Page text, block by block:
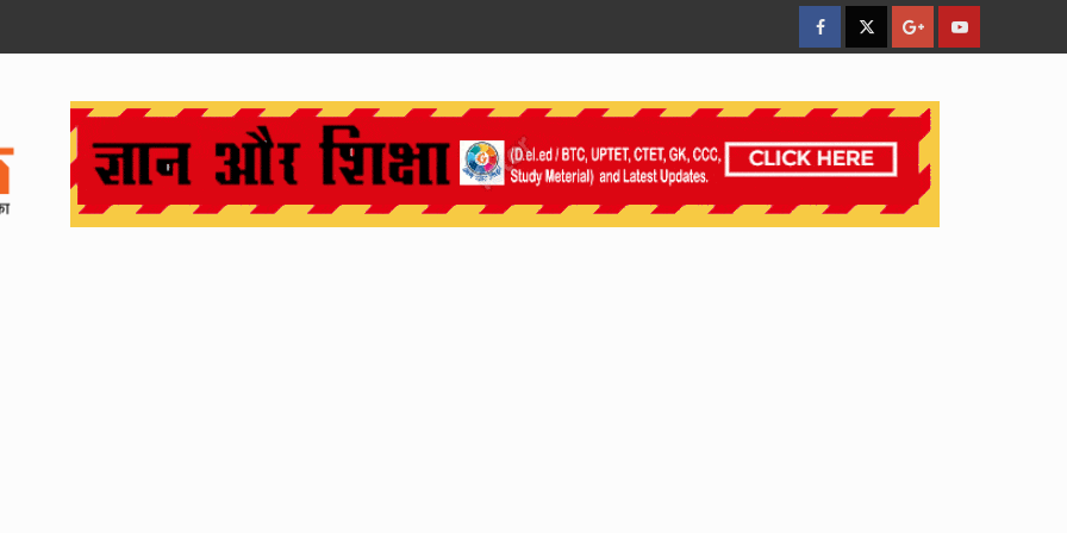
facebookTwitterGoogleYouTube